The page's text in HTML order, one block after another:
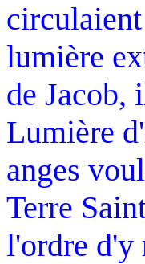
lumière
de Jacob,
Lumière
anges
Terre
l'ordre d'y